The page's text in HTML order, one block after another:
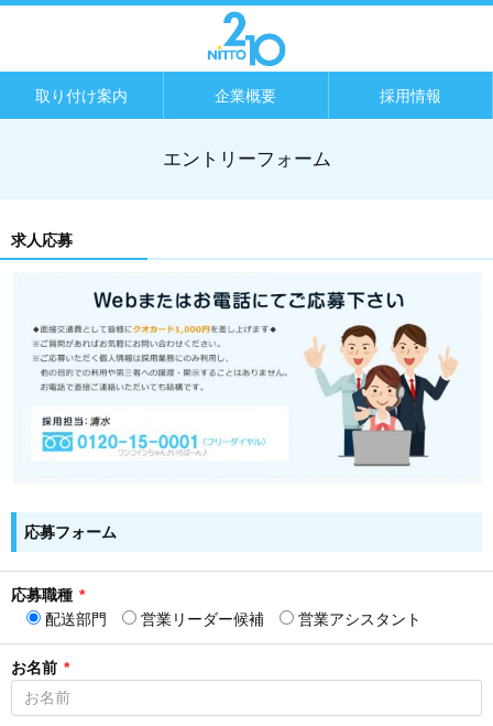
取り付け案内 企業概要 採用情報
エントリーフォーム
求人応募
応募フォーム
応募職種 *
配送部門
営業リーダー候補 営業アシスタント
お名前 *